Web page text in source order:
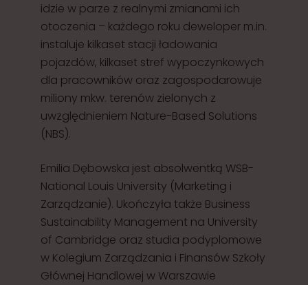
idzie w parze z realnymi zmianami ich
otoczenia – każdego roku deweloper m.in.
instaluje kilkaset stacji ładowania
pojazdów, kilkaset stref wypoczynkowych
dla pracowników oraz zagospodarowuje
miliony mkw. terenów zielonych z
uwzględnieniem Nature-Based Solutions
(NBS).
Emilia Dębowska jest absolwentką WSB-
National Louis University (Marketing i
Zarządzanie). Ukończyła także Business
Sustainability Management na University
of Cambridge oraz studia podyplomowe
w Kolegium Zarządzania i Finansów Szkoły
Głównej Handlowej w Warszawie